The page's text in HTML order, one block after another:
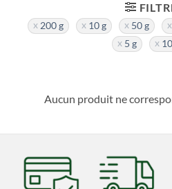
200 g 10 g 50 g
5 g
Aucun produit ne